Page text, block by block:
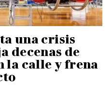
una crisis
decenas de
la calle y frena